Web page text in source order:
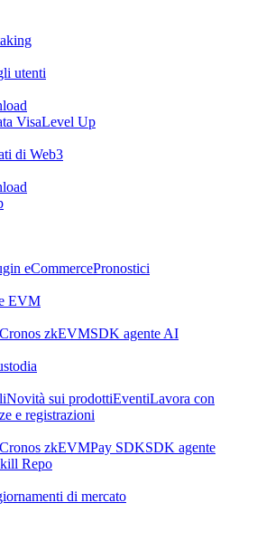
utenti
VisaLevel Up
di Web3
eCommercePronostici
EVM
Cronos zkEVMSDK agente AI
Novità sui prodottiEventiLavora con
e registrazioni
Cronos zkEVMPay SDKSDK agente
Repo
di mercato